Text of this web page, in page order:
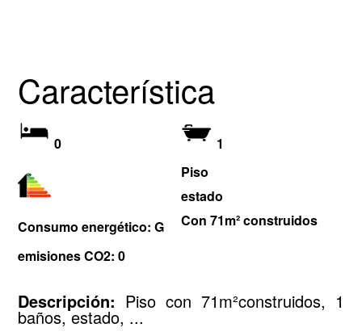
Característica
0 1
Consumo energético: G
emisiones CO2: 0
Piso
estado
Con 71m² construidos
Descripción: Piso con 71m²construidos, 1
baños, estado, ...